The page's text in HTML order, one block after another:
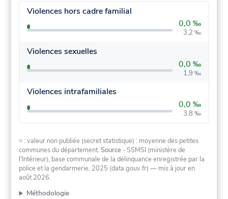
Violences hors cadre familial
0,0 ‰
3,2 ‰
Violences sexuelles
0,0 ‰
1,9 ‰
Violences intrafamiliales
0,0 ‰
3,8 ‰
≈ : valeur non publiée (secret statistique) : moyenne des petites
communes du département.Source - SSMSI (ministère de
l'Intérieur), base communale de la délinquance enregistrée par la
police et la gendarmerie, 2025 (data.gouv.fr) — mis à jour en
août 2026.
Méthodologie